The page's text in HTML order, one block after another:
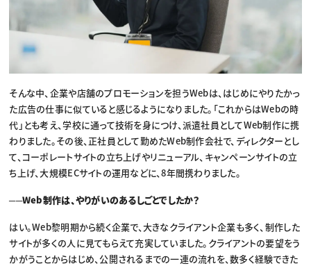
そんな中、企業や店舗のプロモーションを担うWebは、はじめにやりたかっ
た広告の仕事に似ていると感じるようになりました。「これからはWebの時
代」とも考え、学校に通って技術を身につけ、派遣社員としてWeb制作に携
わりました。その後、正社員として勤めたWeb制作会社で、ディレクターとし
て、コーポレートサイトの立ち上げやリニューアル、キャンペーンサイトの立
ち上げ、大規模ECサイトの運用などに、8年間携わりました。
──Web制作は、やりがいのあるしごとでしたか？
はい。Web黎明期から続く企業で、大きなクライアント企業も多く、制作した
サイトが多くの人に見てもらえて充実していました。クライアントの要望をう
かがうことからはじめ、公開されるまでの一連の流れを、数多く経験できた